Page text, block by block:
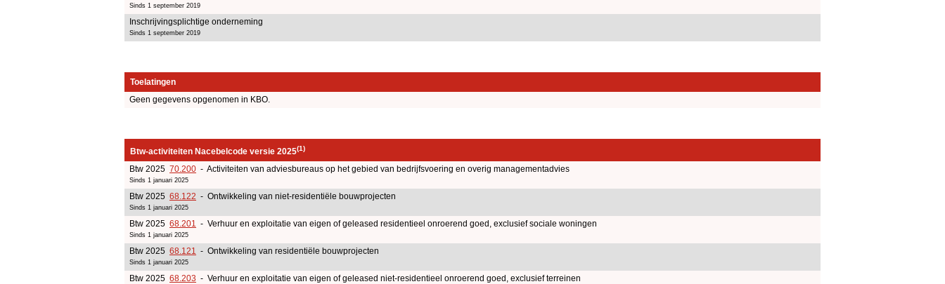
Sinds 1 september 2019
Inschrijvingsplichtige onderneming
Sinds 1 september 2019
Toelatingen
Geen gegevens opgenomen in KBO.
Btw-activiteiten Nacebelcode versie 2025(1)
Btw 2025 70.200 - Activiteiten van adviesbureaus op het gebied van bedrijfsvoering en overig managementadvies
Sinds 1 januari 2025
Btw 2025 68.122 - Ontwikkeling van niet-residentiële bouwprojecten
Sinds 1 januari 2025
Btw 2025 68.201 - Verhuur en exploitatie van eigen of geleased residentieel onroerend goed, exclusief sociale woningen
Sinds 1 januari 2025
Btw 2025 68.121 - Ontwikkeling van residentiële bouwprojecten
Sinds 1 januari 2025
Btw 2025 68.203 - Verhuur en exploitatie van eigen of geleased niet-residentieel onroerend goed, exclusief terreinen